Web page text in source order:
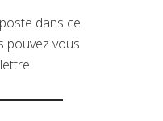
dans ce
pouvez vous